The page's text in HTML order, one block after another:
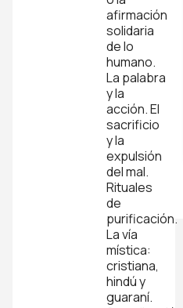
afirmación
solidaria
de lo
humano.
La palabra
y la
acción. El
sacrificio
y la
expulsión
del mal.
Rituales
de
purificación.
La vía
mística:
cristiana,
hindú y
guaraní.